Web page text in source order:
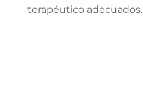
terapéutico adecuados.